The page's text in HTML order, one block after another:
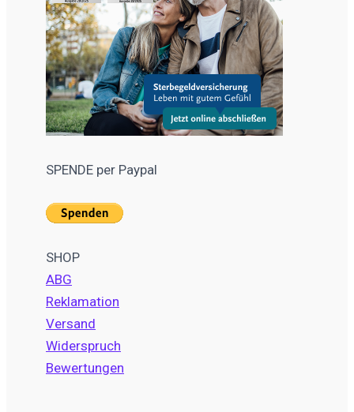
SPENDE per Paypal
SHOP
ABG
Reklamation
Versand
Widerspruch
Bewertungen